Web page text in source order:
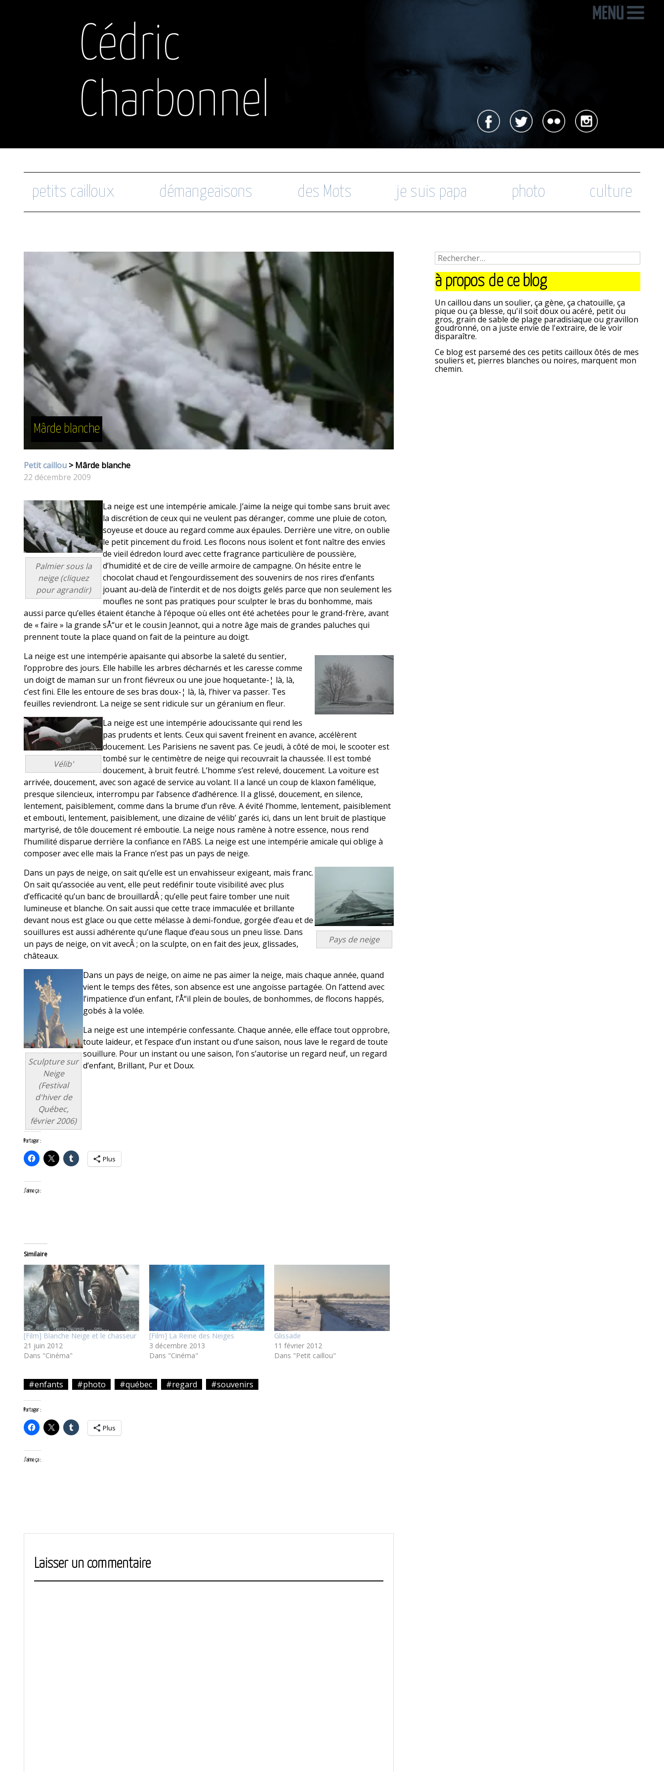
Cédric
Charbonnel
petits cailloux démangeaisons des Mots je suis papa photo culture
Mârde blanche
Petit caillou > Mârde blanche
22 décembre 2009
Palmier sous la
neige (cliquez
pour agrandir)
La neige est une intempérie amicale. J’aime la neige qui tombe sans bruit avec
la discrétion de ceux qui ne veulent pas déranger, comme une pluie de coton,
soyeuse et douce au regard comme aux épaules. Derrière une vitre, on oublie
le petit pincement du froid. Les flocons nous isolent et font naître des envies
de vieil édredon lourd avec cette fragrance particulière de poussière,
d’humidité et de cire de veille armoire de campagne. On hésite entre le
chocolat chaud et l’engourdissement des souvenirs de nos rires d’enfants
jouant au-delà de l’interdit et de nos doigts gelés parce que non seulement les
moufles ne sont pas pratiques pour sculpter le bras du bonhomme, mais
aussi parce qu’elles étaient étanche à l’époque où elles ont été achetées pour le grand-frère, avant
de « faire » la grande sÅ“ur et le cousin Jeannot, qui a notre âge mais de grandes paluches qui
prennent toute la place quand on fait de la peinture au doigt.
La neige est une intempérie apaisante qui absorbe la saleté du sentier,
l’opprobre des jours. Elle habille les arbres décharnés et les caresse comme
un doigt de maman sur un front fiévreux ou une joue hoquetante-¦ là, là,
c’est fini. Elle les entoure de ses bras doux-¦ là, là, l’hiver va passer. Tes
feuilles reviendront. La neige se sent ridicule sur un géranium en fleur.
Vélib'
La neige est une intempérie adoucissante qui rend les
pas prudents et lents. Ceux qui savent freinent en avance, accélèrent
doucement. Les Parisiens ne savent pas. Ce jeudi, à côté de moi, le scooter est
tombé sur le centimètre de neige qui recouvrait la chaussée. Il est tombé
doucement, à bruit feutré. L’homme s’est relevé, doucement. La voiture est
arrivée, doucement, avec son agacé de service au volant. Il a lancé un coup de klaxon famélique,
presque silencieux, interrompu par l’absence d’adhérence. Il a glissé, doucement, en silence,
lentement, paisiblement, comme dans la brume d’un rêve. A évité l’homme, lentement, paisiblement
et embouti, lentement, paisiblement, une dizaine de vélib’ garés ici, dans un lent bruit de plastique
martyrisé, de tôle doucement ré emboutie. La neige nous ramène à notre essence, nous rend
l’humilité disparue derrière la confiance en l’ABS. La neige est une intempérie amicale qui oblige à
composer avec elle mais la France n’est pas un pays de neige.
Pays de neige
Dans un pays de neige, on sait qu’elle est un envahisseur exigeant, mais franc.
On sait qu’associée au vent, elle peut redéfinir toute visibilité avec plus
d’efficacité qu’un banc de brouillardÂ ; qu’elle peut faire tomber une nuit
lumineuse et blanche. On sait aussi que cette trace immaculée et brillante
devant nous est glace ou que cette mélasse à demi-fondue, gorgée d’eau et de
souillures est aussi adhérente qu’une flaque d’eau sous un pneu lisse. Dans
un pays de neige, on vit avecÂ ; on la sculpte, on en fait des jeux, glissades,
châteaux.
Sculpture sur
Neige
(Festival
d'hiver de
Québec,
février 2006)
Dans un pays de neige, on aime ne pas aimer la neige, mais chaque année, quand
vient le temps des fêtes, son absence est une angoisse partagée. On l’attend avec
l’impatience d’un enfant, l’Å“il plein de boules, de bonhommes, de flocons happés,
gobés à la volée.
La neige est une intempérie confessante. Chaque année, elle efface tout opprobre,
toute laideur, et l’espace d’un instant ou d’une saison, nous lave le regard de toute
souillure. Pour un instant ou une saison, l’on s’autorise un regard neuf, un regard
d’enfant, Brillant, Pur et Doux.
Partager :
Plus
J’aime ça :
Similaire
[Film] Blanche Neige et le chasseur
21 juin 2012
Dans "Cinéma"
[Film] La Reine des Neiges
3 décembre 2013
Dans "Cinéma"
Glissade
11 février 2012
Dans "Petit caillou"
#enfants #photo #québec #regard #souvenirs
Partager :
Plus
J’aime ça :
article
suivant
Laisser un commentaire
à propos de ce blog
Un caillou dans un soulier, ça gène, ça chatouille, ça
pique ou ça blesse, qu'il soit doux ou acéré, petit ou
gros, grain de sable de plage paradisiaque ou gravillon
goudronné, on a juste envie de l'extraire, de le voir
disparaître.
Ce blog est parsemé des ces petits cailloux ôtés de mes
souliers et, pierres blanches ou noires, marquent mon
chemin.